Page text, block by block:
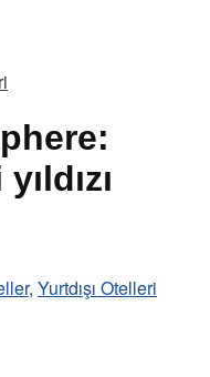
, Yurtdışı Otelleri